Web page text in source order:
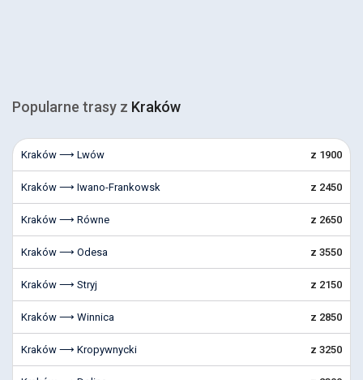
Popularne trasy z Kraków
Kraków ⟶ Lwów z 1900
Kraków ⟶ Iwano-Frankowsk z 2450
Kraków ⟶ Równe z 2650
Kraków ⟶ Odesa z 3550
Kraków ⟶ Stryj z 2150
Kraków ⟶ Winnica z 2850
Kraków ⟶ Kropywnycki z 3250